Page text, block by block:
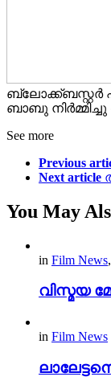
ബ്ലോക്ക്ബസ്റ്റർ
ബാബു
See more
Previous
Next article
You May
in Film News,
വിസ്മയ
in Film News